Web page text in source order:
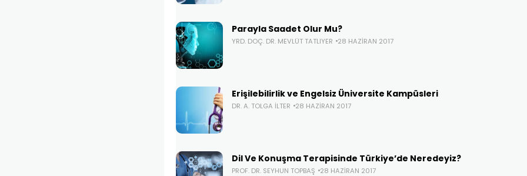
Parayla Saadet Olur Mu?
YRD. DOÇ. DR. MEVLÜT TATLIYER 28 HAZIRAN 2017
Erişilebilirlik ve Engelsiz Üniversite Kampüsleri
DR. A. TOLGA İLTER 28 HAZIRAN 2017
Dil Ve Konuşma Terapisinde Türkiye’de Neredeyiz?
PROF. DR. SEYHUN TOPBAŞ 28 HAZIRAN 2017